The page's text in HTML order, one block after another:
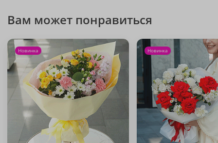
Вам может понравиться
Новинка Новинка